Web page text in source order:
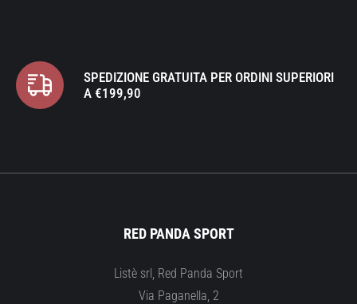
SPEDIZIONE GRATUITA PER ORDINI SUPERIORI
A €199,90
RED PANDA SPORT
Listè srl, Red Panda Sport
Via Paganella, 2